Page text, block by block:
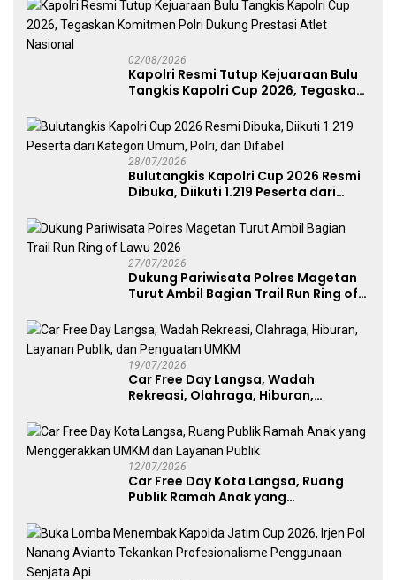
02/08/2026
Kapolri Resmi Tutup Kejuaraan Bulu
Tangkis Kapolri Cup 2026, Tegaskan
Atlet Nasional
28/07/2026
Bulutangkis Kapolri Cup 2026 Resmi
Dibuka, Diikuti 1.219 Peserta dari
27/07/2026
Dukung Pariwisata Polres Magetan
Turut Ambil Bagian Trail Run Ring of
19/07/2026
Car Free Day Langsa, Wadah
Rekreasi, Olahraga, Hiburan,
UMKM
12/07/2026
Car Free Day Kota Langsa, Ruang
Publik Ramah Anak yang
Publik